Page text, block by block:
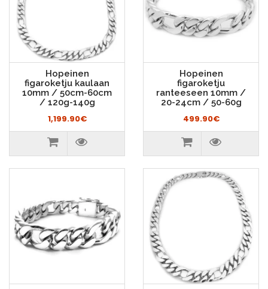
Hopeinen
figaroketju kaulaan
10mm / 50cm-60cm
/ 120g-140g
1,199.90€
Hopeinen
figaroketju
ranteeseen 10mm /
20-24cm / 50-60g
499.90€